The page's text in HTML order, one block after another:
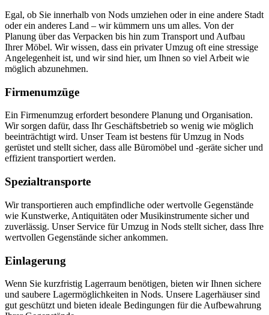
Egal, ob Sie innerhalb von Nods umziehen oder in eine andere Stadt
oder ein anderes Land – wir kümmern uns um alles. Von der
Planung über das Verpacken bis hin zum Transport und Aufbau
Ihrer Möbel. Wir wissen, dass ein privater Umzug oft eine stressige
Angelegenheit ist, und wir sind hier, um Ihnen so viel Arbeit wie
möglich abzunehmen.
Firmenumzüge
Ein Firmenumzug erfordert besondere Planung und Organisation.
Wir sorgen dafür, dass Ihr Geschäftsbetrieb so wenig wie möglich
beeinträchtigt wird. Unser Team ist bestens für Umzug in Nods
gerüstet und stellt sicher, dass alle Büromöbel und -geräte sicher und
effizient transportiert werden.
Spezialtransporte
Wir transportieren auch empfindliche oder wertvolle Gegenstände
wie Kunstwerke, Antiquitäten oder Musikinstrumente sicher und
zuverlässig. Unser Service für Umzug in Nods stellt sicher, dass Ihre
wertvollen Gegenstände sicher ankommen.
Einlagerung
Wenn Sie kurzfristig Lagerraum benötigen, bieten wir Ihnen sichere
und saubere Lagermöglichkeiten in Nods. Unsere Lagerhäuser sind
gut geschützt und bieten ideale Bedingungen für die Aufbewahrung